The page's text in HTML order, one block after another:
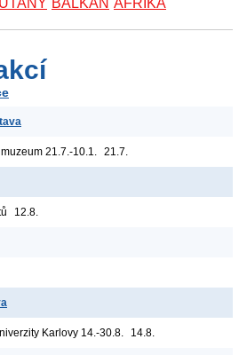
21.7.-10.1. 21.7.
12.8.
Karlovy 14.-30.8. 14.8.